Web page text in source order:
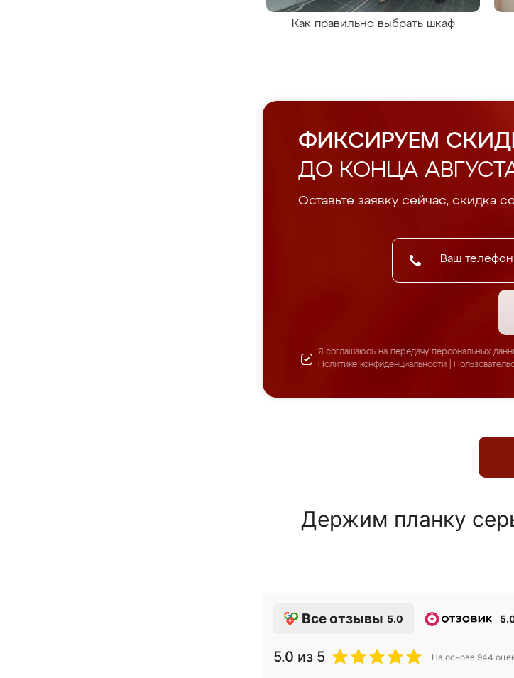
Как правильно выбрать шкаф
ФИКСИРУЕМ
ДО КОНЦА
Оставьте заявку сейчас, скидка
Я соглашаюсь на передачу персональных
Политике конфиденциальности
Держим планку
Все отзывы 5.0
5.0 из 5 На основе 944